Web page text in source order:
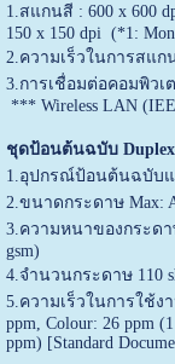
1.สแกนสี : 600 x 600
150 x 150 dpi (*1:
2.ความเร็วในการสแ
3.การเชื่อมต่อคอมพิวเต
*** Wireless LAN
ชุดป้อนต้นฉบับ Duplex
1.อุปกรณ์ป้อนต้นฉบับ
2.ขนาดกระดาษ Max:
3.ความหนาของกระดา
gsm)
4.จำนวนกระดาษ 110
5.ความเร็วในการใช้ง
ppm, Colour: 26 ppm
ppm) [Standard